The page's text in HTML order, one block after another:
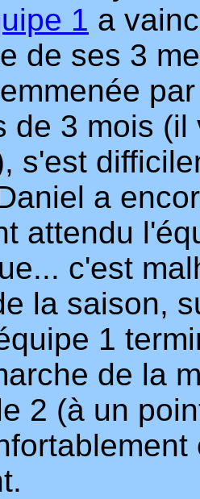
1 a
de ses 3
de 3 mois
s'est
a
attendu
c'est
la saison,
1
de la
2 (à un